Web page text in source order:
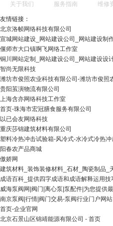
关于我们 服务指南 维修
友情链接：
北京洛帧网络科技有限公司
宣城网站建设_网站建设公司_网站建设制
偃师市大口镇啊飞网络工作室
铜川网站定制_网站建设公司_网站建设设
智尚无限科技
潍坊市俊照农业科技有限公司-潍坊市俊照
贵阳茧演物流有限公司
上海含亦网络科技工作室
首页-珠海市宏冠膳食服务有限公司
以已会友网络科技
重庆莎锦建筑材料有限公司
塑料冷热冲击试验箱-风冷式-水冷式冷热
阳春农产品商城
傲娇网
建筑材料_装饰装修材料_石材_陶瓷制品_
成语百科_提供四字成语和成语解释运用技
威海泵阀网|阀门|离心泵|泵配件|为您提供
南京泵阀|行情|阀门交易-泵阀行业门户网站
首页-企业官网
北京石景山区锦靖能源有限公司 - 首页